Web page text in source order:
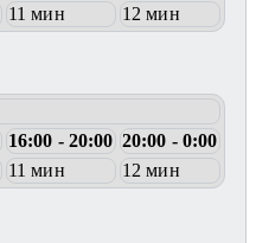
11 мин 12 мин
16:00 - 20:00 20:00 - 0:00
11 мин
12 мин